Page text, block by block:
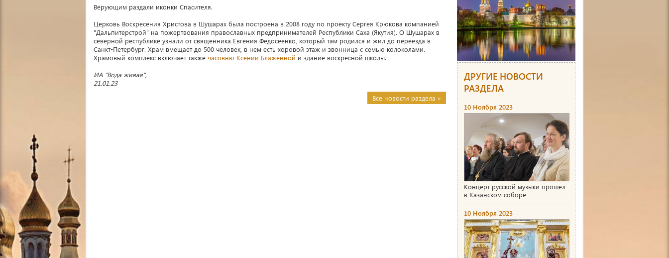
Верующим раздали иконки Спасителя.
Церковь Воскресения Христова в Шушарах была построена в 2008 году по проекту Сергея Крюкова компанией
"Дальпитерстрой" на пожертвования православных предпринимателей Республики Саха (Якутия). О Шушарах в
северной республике узнали от священника Евгения Федосеенко, который там родился и жил до переезда в
Санкт-Петербург. Храм вмещает до 500 человек, в нем есть хоровой этаж и звонница с семью колоколами.
Храмовый комплекс включает также часовню Ксении Блаженной и здание воскресной школы.
ИА "Вода живая",
21.01.23
Все новости раздела »
ДРУГИЕ НОВОСТИ
РАЗДЕЛА
10 Ноября 2023
Концерт русской музыки прошел
в Казанском соборе
10 Ноября 2023